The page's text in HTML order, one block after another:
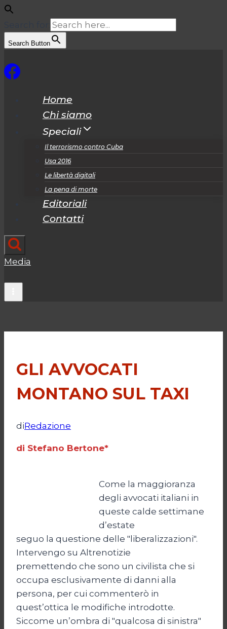
Search Button
al
Home
Chi siamo
Speciali
Il terrorismo contro Cuba
Usa 2016
Le libertà digitali
La pena di morte
Editoriali
Contatti
Media
GLI AVVOCATI
MONTANO SUL TAXI
diRedazione
di Stefano Bertone*
Come la maggioranza
degli avvocati italiani in
queste calde settimane
d’estate
seguo la questione delle "liberalizzazioni".
Intervengo su Altrenotizie
premettendo che sono un civilista che si
occupa esclusivamente di danni alla
persona, per cui commenterò in
quest’ottica le modifiche introdotte.
Siccome un’ombra di "qualcosa di sinistra"